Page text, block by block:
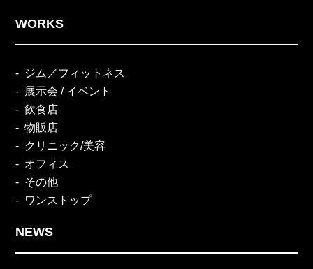
WORKS
ジム／フィットネス
展示会 / イベント
飲食店
物販店
クリニック/美容
オフィス
その他
ワンストップ
NEWS